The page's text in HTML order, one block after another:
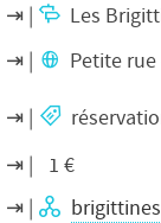
Les
Petite
1 €